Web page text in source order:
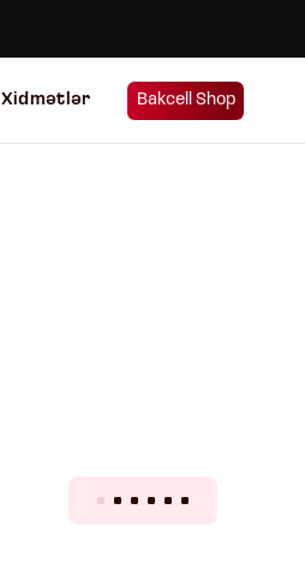
Xidmətlər Bakcell Shop